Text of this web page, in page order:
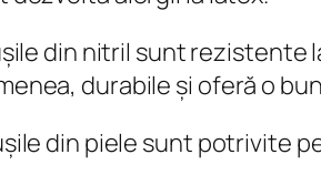
din nitril sunt rezistente
durabile și oferă o
din piele sunt potrivite